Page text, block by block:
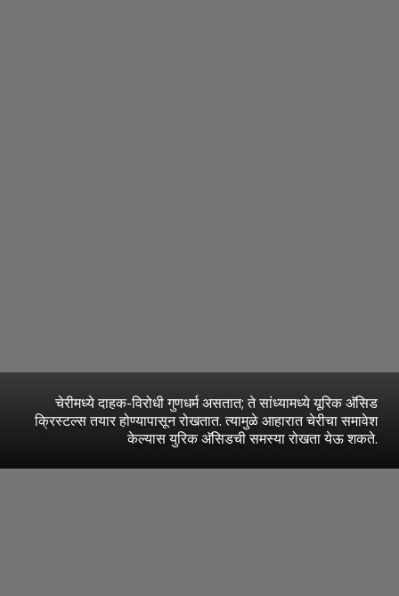
चेरीमध्ये दाहक-विरोधी गुणधर्म असतात; ते सांध्यामध्ये यूरिक अ‍ॅसिड
क्रिस्टल्स तयार होण्यापासून रोखतात. त्यामुळे आहारात चेरीचा समावेश
केल्यास युरिक अ‍ॅसिडची समस्या रोखता येऊ शकते.